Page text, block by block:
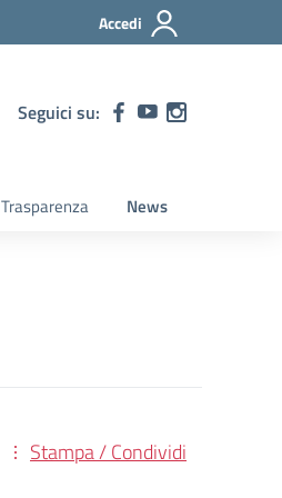
Accedi
Seguici su:
Trasparenza News
Stampa / Condividi